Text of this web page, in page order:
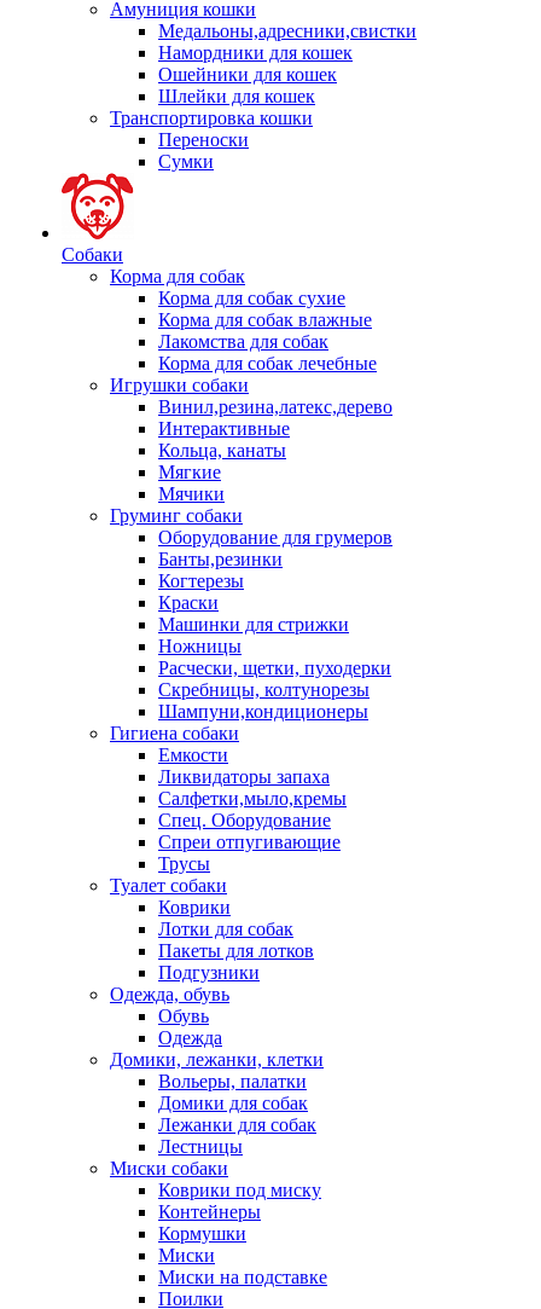
Амуниция кошки
Медальоны,адресники,свистки
Намордники для кошек
Ошейники для кошек
Шлейки для кошек
Транспортировка кошки
Переноски
Сумки
Собаки
Корма для собак
Корма для собак сухие
Корма для собак влажные
Лакомства для собак
Корма для собак лечебные
Игрушки собаки
Винил,резина,латекс,дерево
Интерактивные
Кольца, канаты
Мягкие
Мячики
Груминг собаки
Оборудование для грумеров
Банты,резинки
Когтерезы
Краски
Машинки для стрижки
Ножницы
Расчески, щетки, пуходерки
Скребницы, колтунорезы
Шампуни,кондиционеры
Гигиена собаки
Емкости
Ликвидаторы запаха
Салфетки,мыло,кремы
Спец. Оборудование
Спреи отпугивающие
Трусы
Туалет собаки
Коврики
Лотки для собак
Пакеты для лотков
Подгузники
Одежда, обувь
Обувь
Одежда
Домики, лежанки, клетки
Вольеры, палатки
Домики для собак
Лежанки для собак
Лестницы
Миски собаки
Коврики под миску
Контейнеры
Кормушки
Миски
Миски на подставке
Поилки